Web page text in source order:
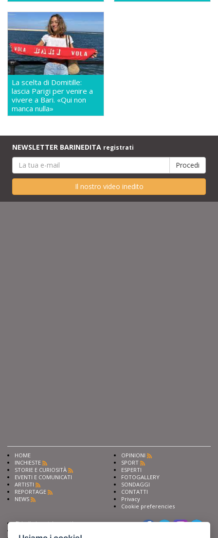
La scelta di Domitille:
lascia Parigi per venire a
vivere a Bari. «Qui non
manca nulla»
NEWSLETTER BARINEDITA registrati
Il nostro video inedito
HOME
INCHIESTE
STORIE E CURIOSITÀ
EVENTI E COMUNICATI
ARTISTI
REPORTAGE
NEWS
OPINIONI
SPORT
ESPERTI
FOTOGALLERY
SONDAGGI
CONTATTI
Privacy
Cookie preferencies
Chiedi ai nostri esperti